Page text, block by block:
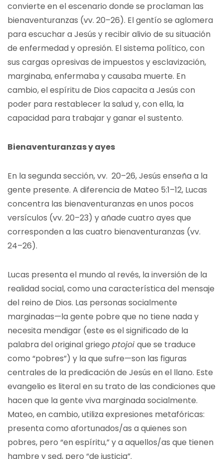
convierte en el escenario donde se proclaman las
bienaventuranzas (vv. 20–26). El gentío se aglomera
para escuchar a Jesús y recibir alivio de su situación
de enfermedad y opresión. El sistema político, con
sus cargas opresivas de impuestos y esclavización,
marginaba, enfermaba y causaba muerte. En
cambio, el espíritu de Dios capacita a Jesús con
poder para restablecer la salud y, con ella, la
capacidad para trabajar y ganar el sustento.
Bienaventuranzas y ayes
En la segunda sección, vv. 20–26, Jesús enseña a la
gente presente. A diferencia de Mateo 5:1–12, Lucas
concentra las bienaventuranzas en unos pocos
versículos (vv. 20–23) y añade cuatro ayes que
corresponden a las cuatro bienaventuranzas (vv.
24–26).
Lucas presenta el mundo al revés, la inversión de la
realidad social, como una característica del mensaje
del reino de Dios. Las personas socialmente
marginadas—la gente pobre que no tiene nada y
necesita mendigar (este es el significado de la
palabra del original griego ptojoi que se traduce
como “pobres”) y la que sufre—son las figuras
centrales de la predicación de Jesús en el llano. Este
evangelio es literal en su trato de las condiciones que
hacen que la gente viva marginada socialmente.
Mateo, en cambio, utiliza expresiones metafóricas:
presenta como afortunados/as a quienes son
pobres, pero “en espíritu,” y a aquellos/as que tienen
hambre y sed, pero “de justicia”.